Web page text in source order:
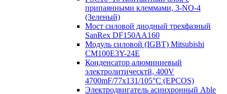
припаянными клеммами, 3-NO-4
(Зеленый)
Мост силовой диодный трехфазный
SanRex DF150AA160
Модуль силовой (IGBT) Mitsubishi
CM100E3Y-24E
Конденсатор алюминиевый
электролитическтй, 400V
4700mF/77x131/105°C (EPCOS)
Электродвигатель асинхронный Able